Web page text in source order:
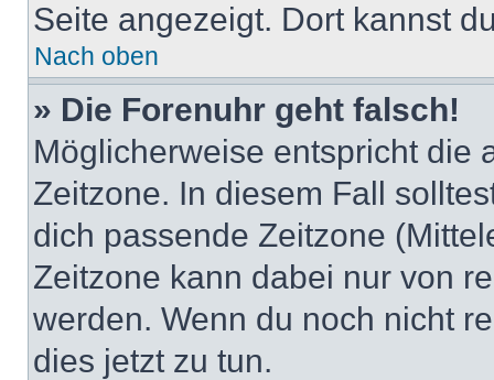
Seite angezeigt. Dort kannst
Nach oben
» Die Forenuhr geht falsch!
Möglicherweise entspricht die
Zeitzone. In diesem Fall
dich passende Zeitzone
Zeitzone kann dabei nur von
werden. Wenn du noch nicht
dies jetzt zu tun.